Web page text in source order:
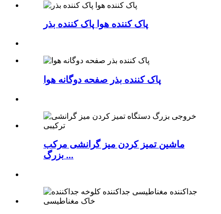
پاک کننده هوا پاک کننده بذر
پاک کننده بذر صفحه دوگانه هوا
ماشین تمیز کردن میز گرانشی مرکب
بزرگ ...